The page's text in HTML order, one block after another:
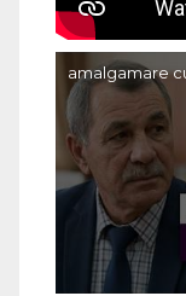
amalgamare